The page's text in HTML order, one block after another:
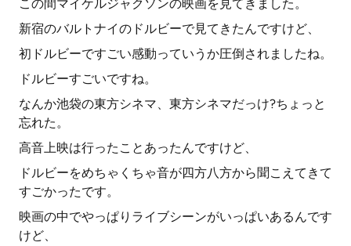
この間マイケルジャクソンの映画を見てきました。
新宿のバルトナイのドルビーで見てきたんですけど、
初ドルビーですごい感動っていうか圧倒されましたね。
ドルビーすごいですね。
なんか池袋の東方シネマ、東方シネマだっけ?ちょっと
忘れた。
高音上映は行ったことあったんですけど、
ドルビーをめちゃくちゃ音が四方八方から聞こえてきて
すごかったです。
映画の中でやっぱりライブシーンがいっぱいあるんです
けど、